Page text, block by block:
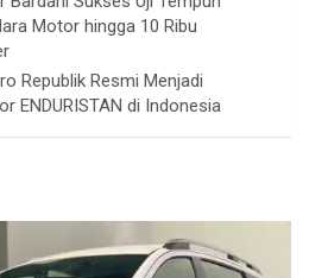
Motor hingga 10 Ribu
Republik Resmi Menjadi
ENDURISTAN di Indonesia